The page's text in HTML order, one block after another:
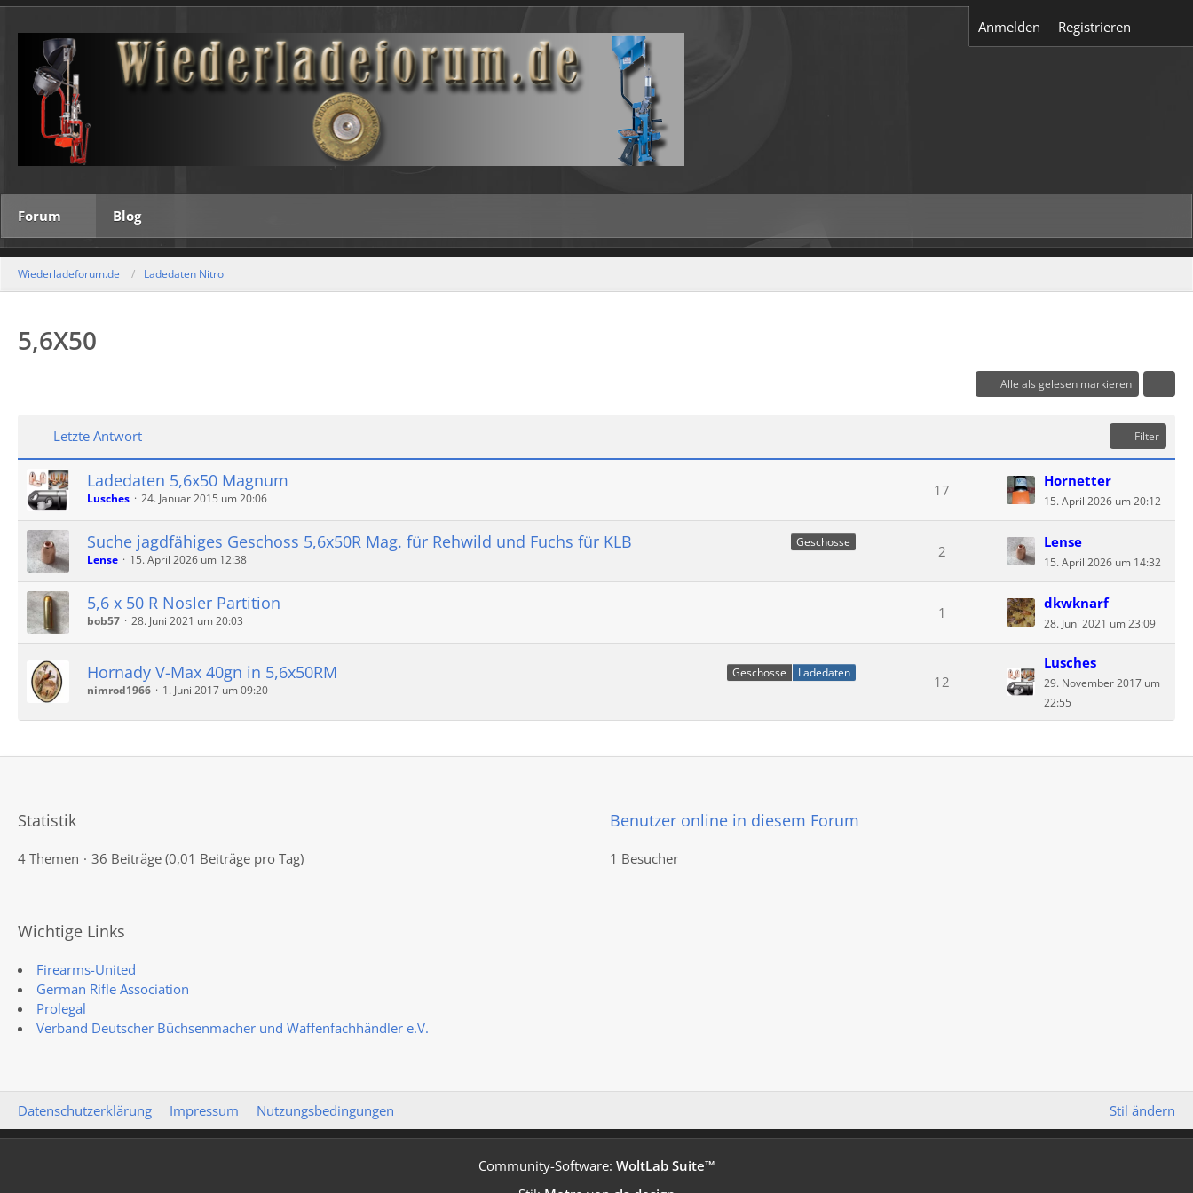
Anmelden Registrieren
Forum Blog
Wiederladeforum.de Ladedaten Nitro
5,6X50
Alle als gelesen markieren
Letzte Antwort Filter
Ladedaten 5,6x50 Magnum
Lusches 24. Januar 2015 um 20:06 17
Hornetter
15. April 2026 um 20:12
Geschosse
Suche jagdfähiges Geschoss 5,6x50R Mag. für Rehwild und Fuchs für KLB
Lense 15. April 2026 um 12:38 2
Lense
15. April 2026 um 14:32
5,6 x 50 R Nosler Partition
bob57 28. Juni 2021 um 20:03 1
dkwknarf
28. Juni 2021 um 23:09
Geschosse Ladedaten
Hornady V-Max 40gn in 5,6x50RM
nimrod1966 1. Juni 2017 um 09:20 12
Lusches
29. November 2017 um
22:55
Statistik
4 Themen 36 Beiträge (0,01 Beiträge pro Tag)
Benutzer online in diesem Forum
1 Besucher
Wichtige Links
Firearms-United
German Rifle Association
Prolegal
Verband Deutscher Büchsenmacher und Waffenfachhändler e.V.
Stil ändern
Datenschutzerklärung Impressum Nutzungsbedingungen
Community-Software: WoltLab Suite™